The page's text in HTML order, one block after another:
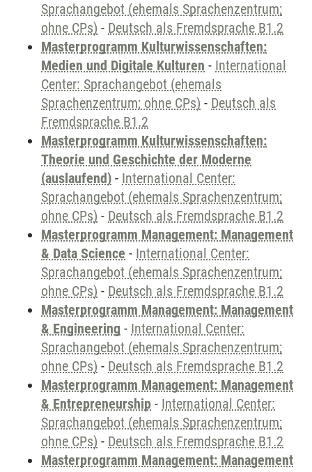
Sprachangebot (ehemals Sprachenzentrum;
ohne CPs) - Deutsch als Fremdsprache B1.2
Masterprogramm Kulturwissenschaften:
Medien und Digitale Kulturen - International
Center: Sprachangebot (ehemals
Sprachenzentrum; ohne CPs) - Deutsch als
Fremdsprache B1.2
Masterprogramm Kulturwissenschaften:
Theorie und Geschichte der Moderne
(auslaufend) - International Center:
Sprachangebot (ehemals Sprachenzentrum;
ohne CPs) - Deutsch als Fremdsprache B1.2
Masterprogramm Management: Management
& Data Science - International Center:
Sprachangebot (ehemals Sprachenzentrum;
ohne CPs) - Deutsch als Fremdsprache B1.2
Masterprogramm Management: Management
& Engineering - International Center:
Sprachangebot (ehemals Sprachenzentrum;
ohne CPs) - Deutsch als Fremdsprache B1.2
Masterprogramm Management: Management
& Entrepreneurship - International Center:
Sprachangebot (ehemals Sprachenzentrum;
ohne CPs) - Deutsch als Fremdsprache B1.2
Masterprogramm Management: Management